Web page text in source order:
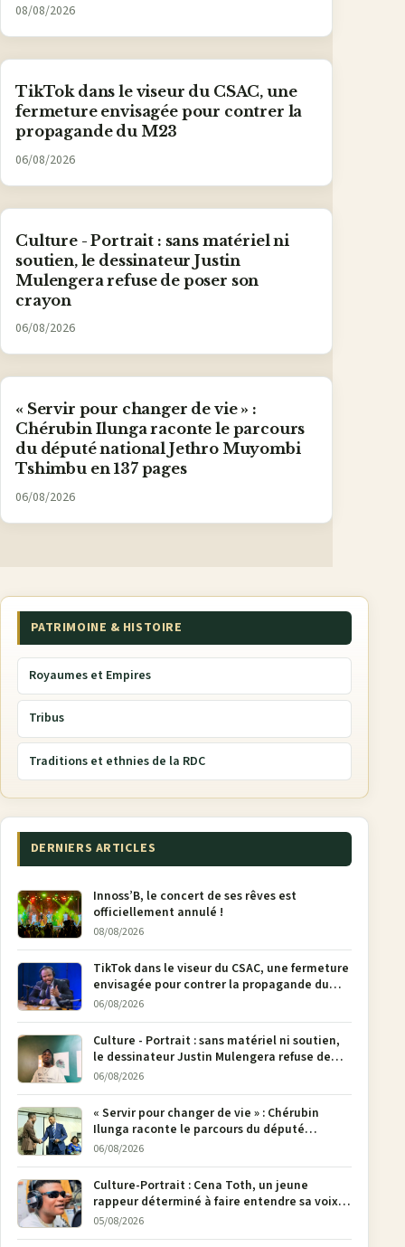
08/08/2026
TikTok dans le viseur du CSAC, une
fermeture envisagée pour contrer la
propagande du M23
06/08/2026
Culture - Portrait : sans matériel ni
soutien, le dessinateur Justin
Mulengera refuse de poser son
crayon
06/08/2026
« Servir pour changer de vie » :
Chérubin Ilunga raconte le parcours
du député national Jethro Muyombi
Tshimbu en 137 pages
06/08/2026
PATRIMOINE & HISTOIRE
Royaumes et Empires
Tribus
Traditions et ethnies de la RDC
DERNIERS ARTICLES
Innoss’B, le concert de ses rêves est
officiellement annulé !
08/08/2026
TikTok dans le viseur du CSAC, une fermeture
envisagée pour contrer la propagande du
M23
06/08/2026
Culture - Portrait : sans matériel ni soutien,
le dessinateur Justin Mulengera refuse de
poser son crayon
06/08/2026
« Servir pour changer de vie » : Chérubin
Ilunga raconte le parcours du député
national Jethro Muyombi Tshimbu en 137
06/08/2026
Culture-Portrait : Cena Toth, un jeune
rappeur déterminé à faire entendre sa voix à
Bunia
05/08/2026